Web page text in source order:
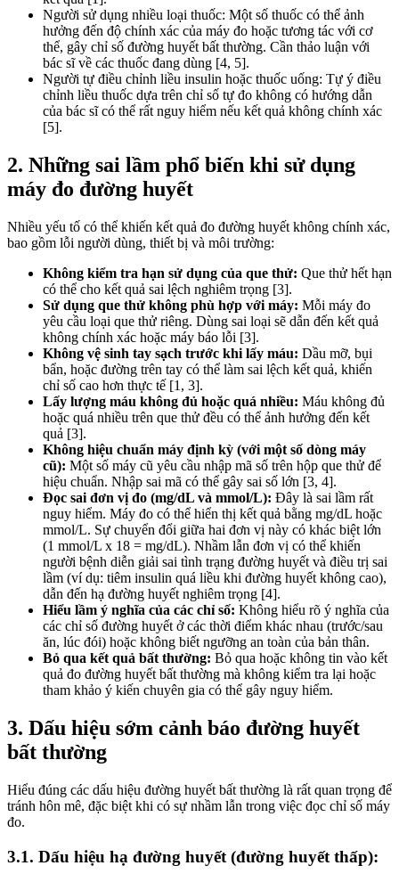
Người sử dụng nhiều loại thuốc: Một số thuốc có thể ảnh
hưởng đến độ chính xác của máy đo hoặc tương tác với cơ
thể, gây chỉ số đường huyết bất thường. Cần thảo luận với
bác sĩ về các thuốc đang dùng [4, 5].
Người tự điều chỉnh liều insulin hoặc thuốc uống: Tự ý điều
chỉnh liều thuốc dựa trên chỉ số tự đo không có hướng dẫn
của bác sĩ có thể rất nguy hiểm nếu kết quả không chính xác
[5].
2. Những sai lầm phổ biến khi sử dụng
máy đo đường huyết
Nhiều yếu tố có thể khiến kết quả đo đường huyết không chính xác,
bao gồm lỗi người dùng, thiết bị và môi trường:
Không kiểm tra hạn sử dụng của que thử: Que thử hết hạn
có thể cho kết quả sai lệch nghiêm trọng [3].
Sử dụng que thử không phù hợp với máy: Mỗi máy đo
yêu cầu loại que thử riêng. Dùng sai loại sẽ dẫn đến kết quả
không chính xác hoặc máy báo lỗi [3].
Không vệ sinh tay sạch trước khi lấy máu: Dầu mỡ, bụi
bẩn, hoặc đường trên tay có thể làm sai lệch kết quả, khiến
chỉ số cao hơn thực tế [1, 3].
Lấy lượng máu không đủ hoặc quá nhiều: Máu không đủ
hoặc quá nhiều trên que thử đều có thể ảnh hưởng đến kết
quả [3].
Không hiệu chuẩn máy định kỳ (với một số dòng máy
cũ): Một số máy cũ yêu cầu nhập mã số trên hộp que thử để
hiệu chuẩn. Nhập sai mã có thể gây sai số lớn [3, 4].
Đọc sai đơn vị đo (mg/dL và mmol/L): Đây là sai lầm rất
nguy hiểm. Máy đo có thể hiển thị kết quả bằng mg/dL hoặc
mmol/L. Sự chuyển đổi giữa hai đơn vị này có khác biệt lớn
(1 mmol/L x 18 = mg/dL). Nhầm lẫn đơn vị có thể khiến
người bệnh diễn giải sai tình trạng đường huyết và điều trị sai
lầm (ví dụ: tiêm insulin quá liều khi đường huyết không cao),
dẫn đến hạ đường huyết nghiêm trọng [4].
Hiểu lầm ý nghĩa của các chỉ số: Không hiểu rõ ý nghĩa của
các chỉ số đường huyết ở các thời điểm khác nhau (trước/sau
ăn, lúc đói) hoặc không biết ngưỡng an toàn của bản thân.
Bỏ qua kết quả bất thường: Bỏ qua hoặc không tin vào kết
quả đo đường huyết bất thường mà không kiểm tra lại hoặc
tham khảo ý kiến chuyên gia có thể gây nguy hiểm.
3. Dấu hiệu sớm cảnh báo đường huyết
bất thường
Hiểu đúng các dấu hiệu đường huyết bất thường là rất quan trọng để
tránh hôn mê, đặc biệt khi có sự nhầm lẫn trong việc đọc chỉ số máy
đo.
3.1. Dấu hiệu hạ đường huyết (đường huyết thấp):